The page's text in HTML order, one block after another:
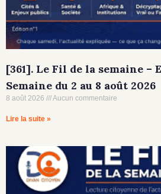
[361]. Le Fil de la semaine –
Semaine du 2 au 8 août 2026
8 août 2026 Aucun commentaire
Lire la suite »